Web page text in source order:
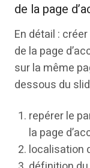
de la page
En détail :
de la page
sur la même
dessous du
repérer le
la page
localisation